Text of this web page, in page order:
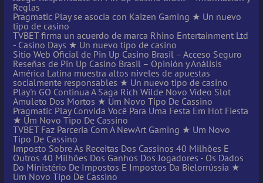
Reglas
Pragmatic Play se asocia con Kaizen Gaming ★ Un nuevo
tipo de casino
TVBET firma un acuerdo de marca Rhino Entertainment Ltd
- Casino Days ★ Un nuevo tipo de casino
Sitio Web Oficial de Pin Up Casino Brasil – Acceso Seguro
Reseñas de Pin Up Casino Brasil – Opinión y Análisis
América Latina muestra altos niveles de apuestas
socialmente responsables ★ Un nuevo tipo de casino
Play'n GO Continua A Saga Rich Wilde Novo Vídeo Slot
Amuleto Dos Mortos ★ Um Novo Tipo De Cassino
Pragmatic Play Convida Você Para Uma Festa Em Hot Fiesta
★ Um Novo Tipo De Cassino
TVBET Faz Parceria Com A NewArt Gaming ★ Um Novo
Tipo De Cassino
Imposto Sobre As Receitas Dos Cassinos 40 Milhões E
Outros 40 Milhões Dos Ganhos Dos Jogadores - Os Dados
Do Ministério De Impostos E Impostos Da Bielorrússia ★
Um Novo Tipo De Cassino